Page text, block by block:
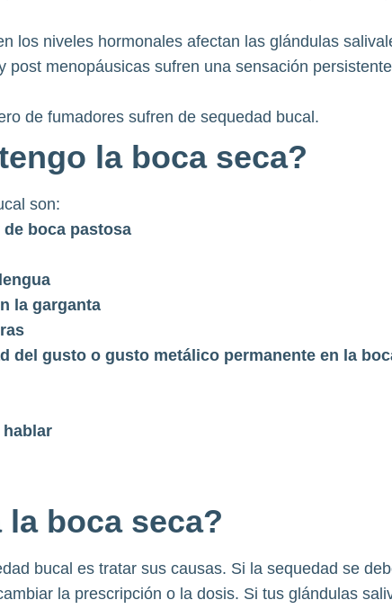
los niveles hormonales afectan las glándulas
post menopáusicas sufren una sensación
de fumadores sufren de sequedad bucal.
la boca seca?
son:
boca pastosa
la garganta
del gusto o gusto metálico permanente en la
boca seca?
bucal es tratar sus causas. Si la sequedad se
la prescripción o la dosis. Si tus glándulas